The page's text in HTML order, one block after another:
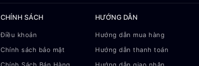
CHÍNH SÁCH
Điều khoản
Chính sách bảo mật
HƯỚNG DẪN
Hướng dẫn mua hàng
Hướng dẫn thanh toán